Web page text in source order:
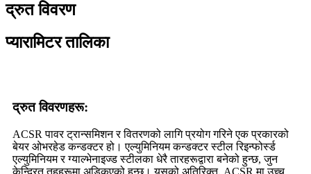
द्रुत विवरण
प्यारामिटर तालिका
द्रुत विवरणहरू:
ACSR पावर ट्रान्समिशन र वितरणको लागि प्रयोग गरिने एक प्रकारको
बेयर ओभरहेड कन्डक्टर हो। एल्युमिनियम कन्डक्टर स्टील रिइन्फोर्स्ड
एल्युमिनियम र ग्याल्भेनाइज्ड स्टीलका धेरै तारहरूद्वारा बनेको हुन्छ, जुन
केन्द्रित तहहरूमा अड्किएको हुन्छ। यसको अतिरिक्त, ACSR मा उच्च